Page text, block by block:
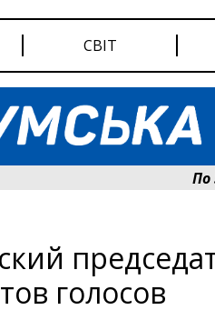
СВІТ
По 5
голосов